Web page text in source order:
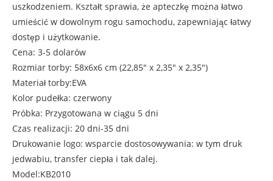
uszkodzeniem. Kształt sprawia, że ​​apteczkę można łatwo
umieścić w dowolnym rogu samochodu, zapewniając łatwy
dostęp i użytkowanie.
Cena: 3-5 dolarów
Rozmiar torby: 58x6x6 cm (22,85" x 2,35" x 2,35")
Materiał torby:EVA
Kolor pudełka: czerwony
Próbka: Przygotowana w ciągu 5 dni
Czas realizacji: 20 dni-35 dni
Drukowanie logo: wsparcie dostosowywania: w tym druk
jedwabiu, transfer ciepła i tak dalej.
Model:KB2010